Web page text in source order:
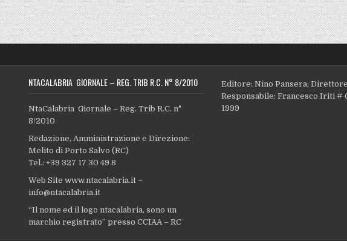
NTACALABRIA GIORNALE – REG. TRIB R.C. N° 8/2010
NtaCalabria Giornale – Reg. Trib R.C. n°
8/2010
Redazione, Amministrazione e Direzione:
Melito di Porto Salvo (RC)
Tel.: +39 327 17 30 49 8
Web Site www.ntacalabria.it –
info@ntacalabria.it
“Il nome ed il logo ntacalabria, sono un
marchio registrato” presso CCIAA – RC
Editore: Nino Pansera; Direttore
Responsabile: Francesco Iriti #
1999